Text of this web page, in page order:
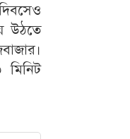
উঠতে